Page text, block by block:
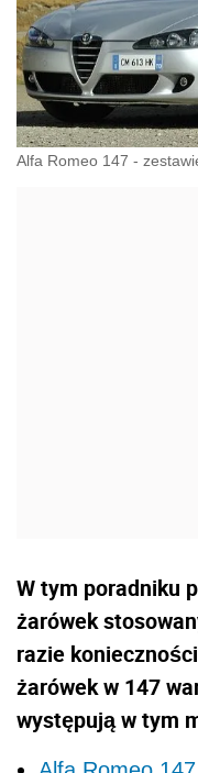
Alfa Romeo 147 -
W tym poradniku
żarówek
razie
żarówek w 147
występują w tym